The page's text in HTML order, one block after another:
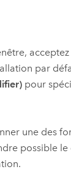
par
pour
une des
possible le